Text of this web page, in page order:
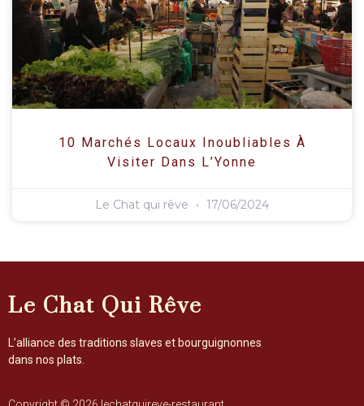
10 Marchés Locaux Inoubliables À
Visiter Dans L’Yonne
Le Chat qui rêve 17/06/2024
Le Chat Qui Rêve
L’alliance des traditions slaves et bourguignonnes
dans nos plats.